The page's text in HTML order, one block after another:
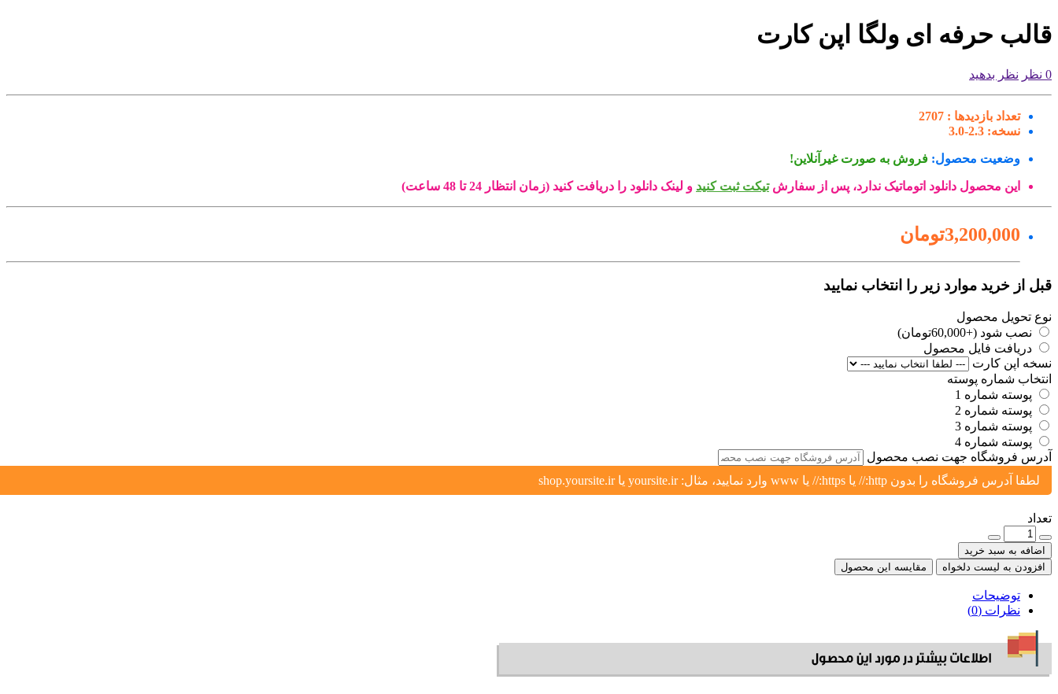
قالب حرفه ای ولگا اپن کارت
0 نظر نظر بدهید
تعداد بازدیدها : 2707
نسخه: 2.3-3.0
وضعیت محصول: فروش به صورت غیرآنلاین!
این محصول دانلود اتوماتیک ندارد، پس از سفارشتیکت ثبت کنید و لینک دانلود را دریافت کنید (زمان انتظار 24 تا 48 ساعت)
3,200,000تومان
قبل از خرید موارد زیر را انتخاب نمایید
نوع تحویل محصول
نصب شود (+60,000تومان)
دریافت فایل محصول
نسخه اپن کارت
انتخاب شماره پوسته
پوسته شماره 1
پوسته شماره 2
پوسته شماره 3
پوسته شماره 4
آدرس فروشگاه جهت نصب محصول
لطفا آدرس فروشگاه را بدون http:// یا https:// یا www وارد نمایید، مثال: yoursite.ir یا shop.yoursite.ir
تعداد
اضافه به سبد خرید
افزودن به لیست دلخواه
مقایسه این محصول
توضیحات
نظرات (0)